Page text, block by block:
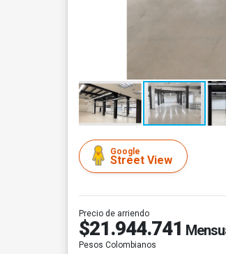
Google
Street View
Precio de arriendo
$21.944.741
Pesos Colombianos